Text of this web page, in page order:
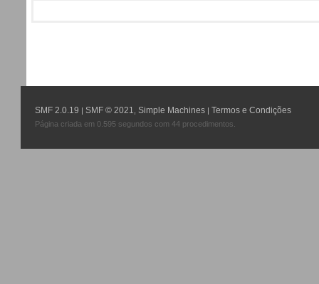
SMF 2.0.19 |SMF © 2021 ,Simple Machines |Termos e Condições
Página criada em 0.595 segundos com 44 procedimentos.